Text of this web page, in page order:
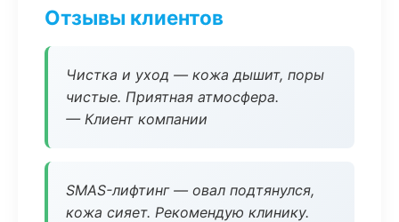
Отзывы клиентов
Чистка и уход — кожа дышит, поры
чистые. Приятная атмосфера.
— Клиент компании
SMAS-лифтинг — овал подтянулся,
кожа сияет. Рекомендую клинику.